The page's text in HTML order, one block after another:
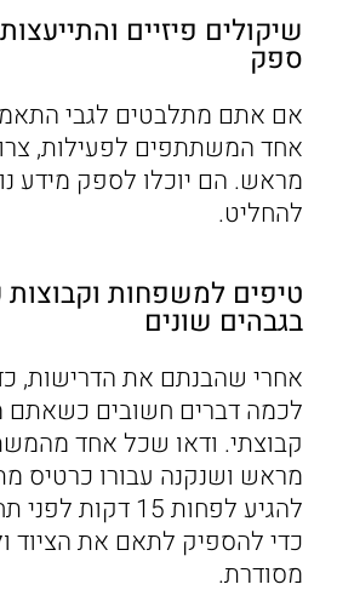
שיקולים פיזיים
ספק
אם אתם מתלבטים לגבי
אחד המשתתפים לפעילות,
מראש. הם יוכלו לספק מידע
להחליט.
טיפים למשפחות
בגבהים שונים
אחרי שהבנתם את הדרישות,
לכמה דברים חשובים כשאתם
קבוצתי. ודאו שכל אחד
מראש ושנקנה עבורו כרטיס
להגיע לפחות 15
כדי להספיק לתאם את הציוד
מסודרת.